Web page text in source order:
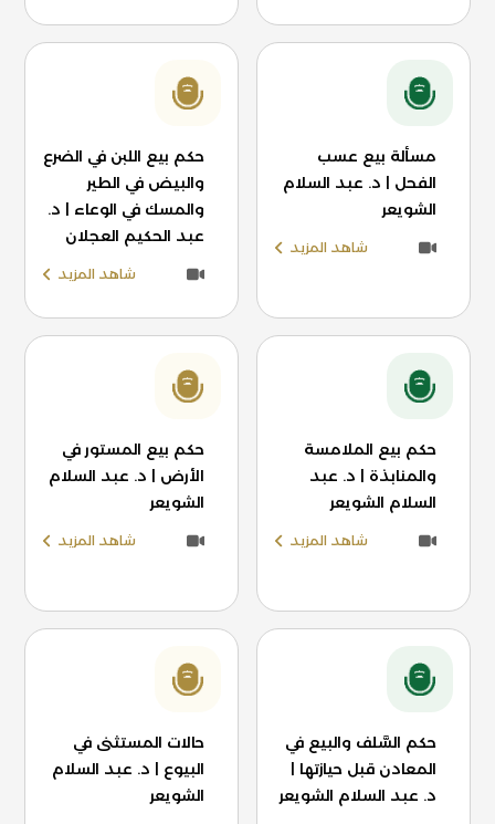
مسألة بيع عسب
الفحل | د. عبد السلام
الشويعر
شاهد المزيد
حكم بيع اللبن في الضرع
والبيض في الطير
والمسك في الوعاء | د.
عبد الحكيم العجلان
شاهد المزيد
حكم بيع الملامسة
والمنابذة | د. عبد
السلام الشويعر
شاهد المزيد
حكم بيع المستور في
الأرض | د. عبد السلام
الشويعر
شاهد المزيد
حكم السَّلف والبيع في
المعادن قبل حيازتها |
د. عبد السلام الشويعر
حالات المستثنى في
البيوع | د. عبد السلام
الشويعر